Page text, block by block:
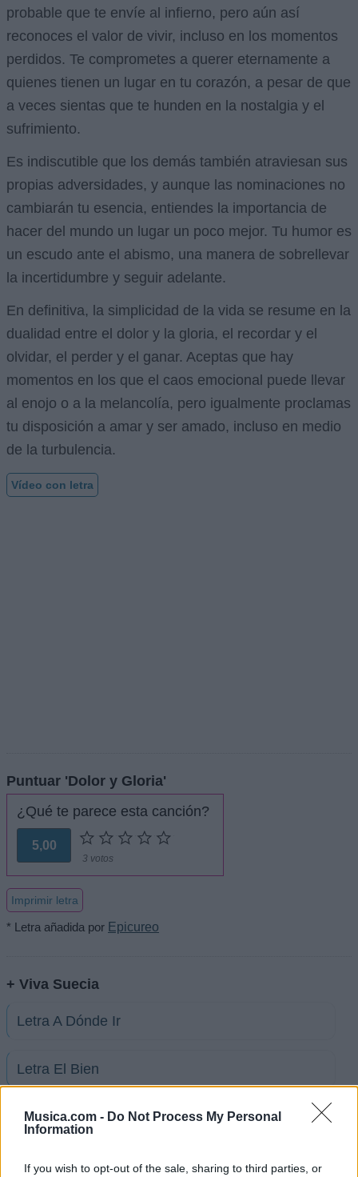
Musica.com - Do Not Process My Personal
Information
If you wish to opt-out of the sale, sharing to third parties, or
probable que te envíe al infierno, pero aún así
reconoces el valor de vivir, incluso en los momentos
perdidos. Te comprometes a querer eternamente a
quienes tienen un lugar en tu corazón, a pesar de que
a veces sientas que te hunden en la nostalgia y el
sufrimiento.
Es indiscutible que los demás también atraviesan sus
propias adversidades, y aunque las nominaciones no
cambiarán tu esencia, entiendes la importancia de
hacer del mundo un lugar un poco mejor. Tu humor es
un escudo ante el abismo, una manera de sobrellevar
la incertidumbre y seguir adelante.
En definitiva, la simplicidad de la vida se resume en la
dualidad entre el dolor y la gloria, el recordar y el
olvidar, el perder y el ganar. Aceptas que hay
momentos en los que el caos emocional puede llevar
al enojo o a la melancolía, pero igualmente proclamas
tu disposición a amar y ser amado, incluso en medio
de la turbulencia.
Vídeo con letra
Puntuar 'Dolor y Gloria'
¿Qué te parece esta canción?
5,00
3 votos
Imprimir letra
* Letra añadida por Epicureo
+ Viva Suecia
Letra A Dónde Ir
Letra El Bien
Letra Si no es contigo (ft. Shinova)
Letra Bien Por Ti